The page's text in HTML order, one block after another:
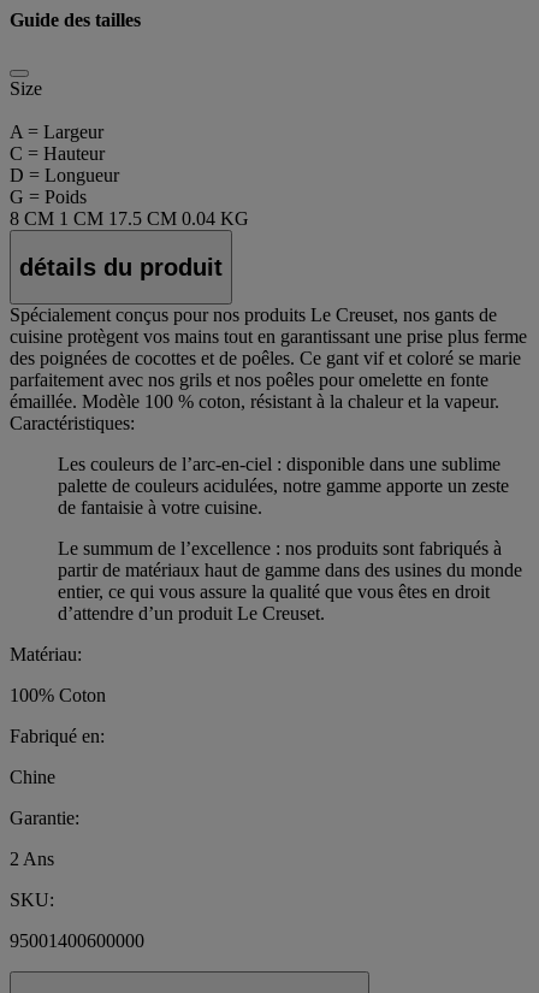
Guide des tailles
Size
A = Largeur
C = Hauteur
D = Longueur
G = Poids
8 CM 1 CM 17.5 CM 0.04 KG
détails du produit
Spécialement conçus pour nos produits Le Creuset, nos gants de
cuisine protègent vos mains tout en garantissant une prise plus ferme
des poignées de cocottes et de poêles. Ce gant vif et coloré se marie
parfaitement avec nos grils et nos poêles pour omelette en fonte
émaillée. Modèle 100 % coton, résistant à la chaleur et la vapeur.
Caractéristiques:
Les couleurs de l’arc-en-ciel : disponible dans une sublime
palette de couleurs acidulées, notre gamme apporte un zeste
de fantaisie à votre cuisine.
Le summum de l’excellence : nos produits sont fabriqués à
partir de matériaux haut de gamme dans des usines du monde
entier, ce qui vous assure la qualité que vous êtes en droit
d’attendre d’un produit Le Creuset.
Matériau:
100% Coton
Fabriqué en:
Chine
Garantie:
2 Ans
SKU:
95001400600000